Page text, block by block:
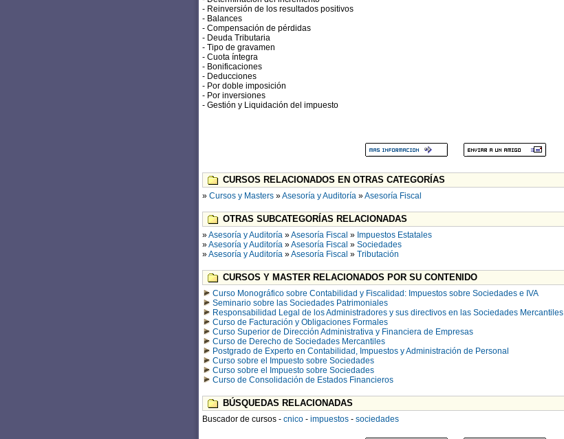
- Reinversión de los resultados positivos
- Balances
- Compensación de pérdidas
- Deuda Tributaria
- Tipo de gravamen
- Cuota íntegra
- Bonificaciones
- Deducciones
- Por doble imposición
- Por inversiones
- Gestión y Liquidación del impuesto
CURSOS RELACIONADOS EN OTRAS CATEGORÍAS
» Cursos y Masters »Asesoría y Auditoría »Asesoría Fiscal
OTRAS SUBCATEGORÍAS RELACIONADAS
»Asesoría y Auditoría »Asesoría Fiscal » Impuestos Estatales
»Asesoría y Auditoría »Asesoría Fiscal » Sociedades
»Asesoría y Auditoría »Asesoría Fiscal » Tributación
CURSOS Y MASTER RELACIONADOS POR SU CONTENIDO
Curso Monográfico sobre Contabilidad y Fiscalidad: Impuestos sobre Sociedades e IVA
Seminario sobre las Sociedades Patrimoniales
Responsabilidad Legal de los Administradores y sus directivos en las Sociedades Mercantiles
Curso de Facturación y Obligaciones Formales
Curso Superior de Dirección Administrativa y Financiera de Empresas
Curso de Derecho de Sociedades Mercantiles
Postgrado de Experto en Contabilidad, Impuestos y Administración de Personal
Curso sobre el Impuesto sobre Sociedades
Curso sobre el Impuesto sobre Sociedades
Curso de Consolidación de Estados Financieros
BÚSQUEDAS RELACIONADAS
Buscador de cursos - cnico - impuestos - sociedades